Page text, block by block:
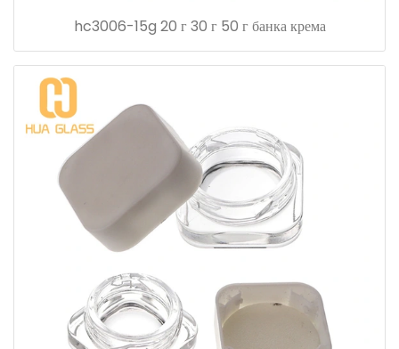
hc3006-15g 20 г 30 г 50 г банка крема